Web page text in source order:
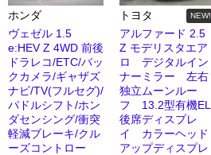
ホンダ
ヴェゼル 1.5
e:HEV Z 4WD 前後
ドラレコ/ETC/バッ
クカメラ/ギャザズ
ナビ/TV(フルセグ)/
パドルシフト/ホン
ダセンシング/衝突
軽減ブレーキ/クル
ーズコントロー
トヨタ NEW!
アルファード 2.5
Z モデリスタエア
ロ デジタルイン
ナーミラー 左右
独立ムーンルー
フ 13.2型有機EL
後席ディスプレ
イ カラーヘッド
アップディスプレ